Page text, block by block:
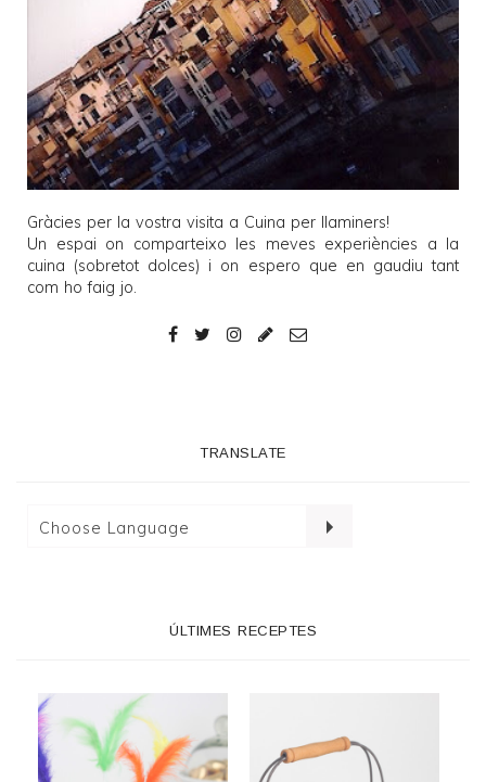
Gràcies per la vostra visita a Cuina per llaminers!
Un espai on comparteixo les meves experiències a la
cuina (sobretot dolces) i on espero que en gaudiu tant
com ho faig jo.
TRANSLATE
ÚLTIMES RECEPTES